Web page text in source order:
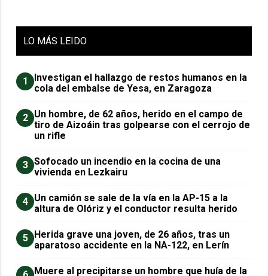
LO MÁS LEIDO
1
Investigan el hallazgo de restos humanos en la
cola del embalse de Yesa, en Zaragoza
2 Un hombre, de 62 años, herido en el campo de
tiro de Aizoáin tras golpearse con el cerrojo de
un rifle
3 Sofocado un incendio en la cocina de una
vivienda en Lezkairu
4 Un camión se sale de la vía en la AP-15 a la
altura de Olóriz y el conductor resulta herido
5 Herida grave una joven, de 26 años, tras un
aparatoso accidente en la NA-122, en Lerín
Muere al precipitarse un hombre que huía de la